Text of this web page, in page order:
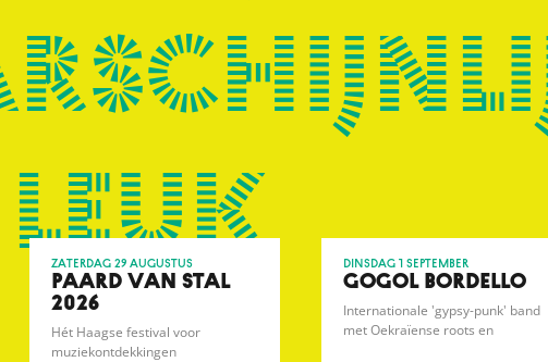
zaterdag 29 augustus
PAARD VAN STAL
2026
Hét Haagse festival voor
muziekontdekkingen
dinsdag 1 september
GOGOL BORDELLO
Internationale 'gypsy-punk' band
met Oekraïense roots en